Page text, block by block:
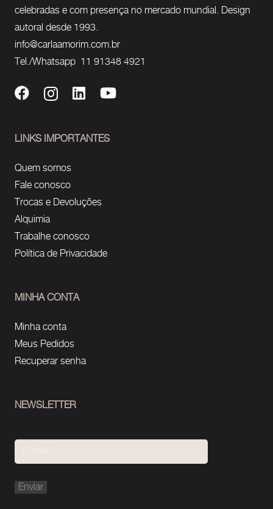
celebradas e com presença no mercado mundial. Design
autoral desde 1993.
info@carlaamorim.com.br
Tel./Whatsapp 11 91348 4921
LINKS IMPORTANTES
Quem somos
Fale conosco
Trocas e Devoluções
Alquimia
Trabalhe conosco
Política de Privacidade
MINHA CONTA
Minha conta
Meus Pedidos
Recuperar senha
NEWSLETTER
Please